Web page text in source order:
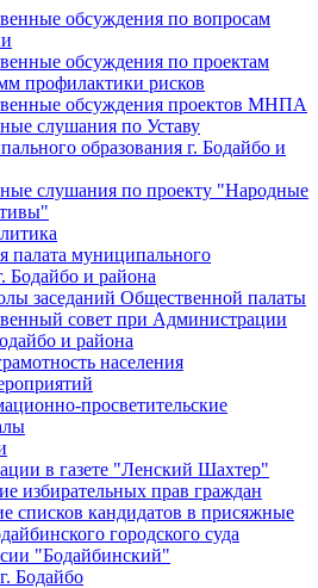
обсуждения по вопросам
обсуждения по проектам
профилактики рисков
обсуждения проектов МНПА
слушания по Уставу
образования г. Бодайбо и
слушания по проекту "Народные
палата муниципального
Бодайбо и района
заседаний Общественной палаты
совет при Администрации
и района
населения
просветительские
в газете "Ленский Шахтер"
избирательных прав граждан
списков кандидатов в присяжные
городского суда
"Бодайбинский"
Бодайбо